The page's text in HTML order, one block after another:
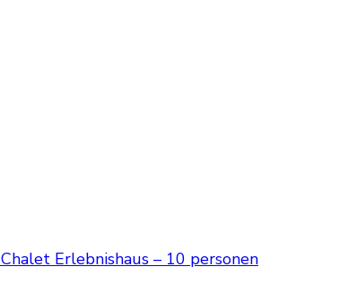
Chalet Erlebnishaus – 10 personen